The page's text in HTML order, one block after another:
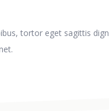
tortor eget sagittis